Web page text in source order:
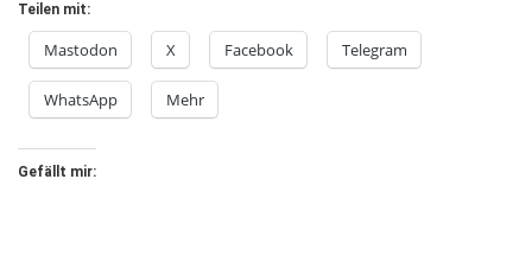
Teilen mit:
Mastodon X Facebook Telegram
WhatsApp Mehr
Gefällt mir: